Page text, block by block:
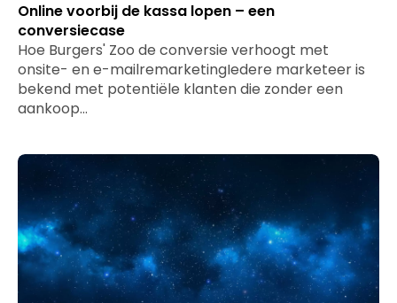
Online voorbij de kassa lopen – een
conversiecase
Hoe Burgers' Zoo de conversie verhoogt met
onsite- en e-mailremarketingIedere marketeer is
bekend met potentiële klanten die zonder een
aankoop…